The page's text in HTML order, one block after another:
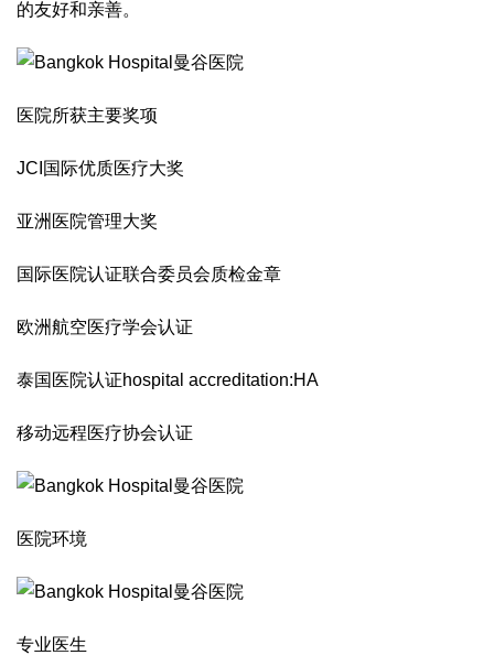
的友好和亲善。
医院所获主要奖项
JCI国际优质医疗大奖
亚洲医院管理大奖
国际医院认证联合委员会质检金章
欧洲航空医疗学会认证
泰国医院认证hospital accreditation:HA
移动远程医疗协会认证
医院环境
专业医生